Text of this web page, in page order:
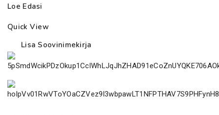
Loe Edasi
Quick View
Lisa Soovinimekirja